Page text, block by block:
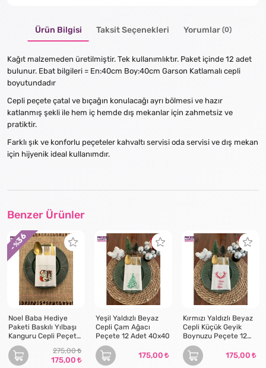
Ürün Bilgisi Taksit Seçenekleri Yorumlar (0)
Kağıt malzemeden üretilmiştir. Tek kullanımlıktır. Paket içinde 12 adet
bulunur. Ebat bilgileri = En:40cm Boy:40cm Garson Katlamalı cepli
boyutundadır
Cepli peçete çatal ve bıçağın konulacağı ayrı bölmesi ve hazır
katlanmış şekli ile hem iç hemde dış mekanlar için zahmetsiz ve
pratiktir.
Farklı şık ve konforlu peçeteler kahvaltı servisi oda servisi ve dış mekan
için hijyenik ideal kullanımdır.
Benzer Ürünler
Noel Baba Hediye
Paketi Baskılı Yılbaşı
Kanguru Cepli Peçete
Beyaz12 Adet
275,00
175,00
- %
36
Yeşil Yaldızlı Beyaz
Cepli Çam Ağacı
Peçete 12 Adet 40x40
175,00
Kırmızı Yaldızlı Beyaz
Cepli Küçük Geyik
Boynuzu Peçete 12
Adet 40x40
175,00